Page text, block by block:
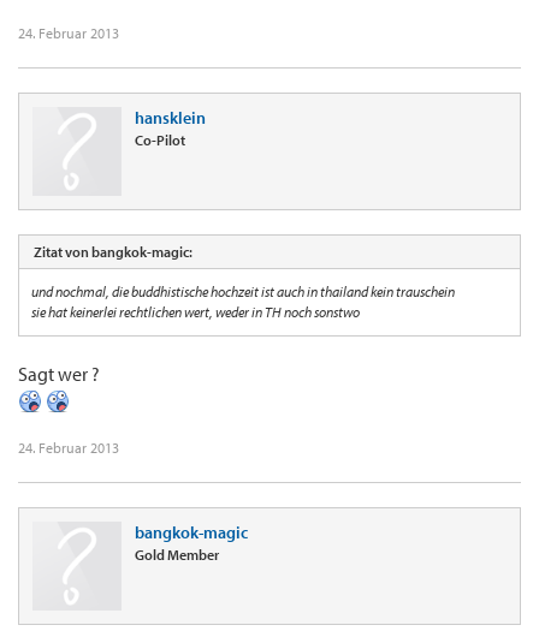
24. Februar 2013
hansklein
Co-Pilot
Zitat von bangkok-magic:
und nochmal, die buddhistische hochzeit ist auch in thailand kein trauschein
sie hat keinerlei rechtlichen wert, weder in TH noch sonstwo
Sagt wer ?
24. Februar 2013
bangkok-magic
Gold Member